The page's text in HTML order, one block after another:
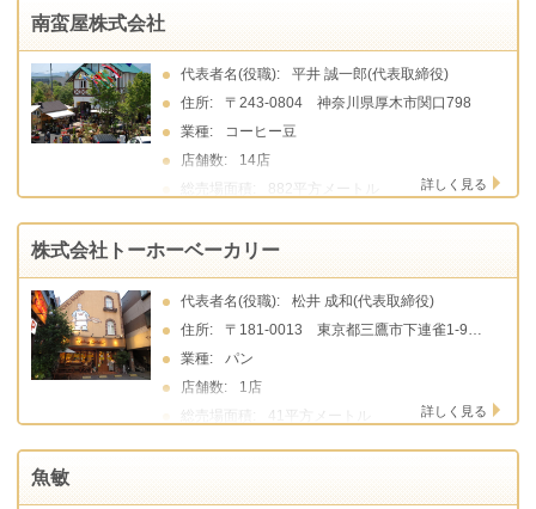
南蛮屋株式会社
代表者名(役職):
平井 誠一郎(代表取締役)
住所:
〒243-0804 神奈川県厚木市関口798
業種:
コーヒー豆
店舗数:
14店
総売場面積:
882平方メートル 詳しく見る
株式会社トーホーベーカリー
代表者名(役職):
松井 成和(代表取締役)
住所:
〒181-0013 東京都三鷹市下連雀1-9-19
業種:
パン
店舗数:
1店
総売場面積:
41平方メートル 詳しく見る
魚敏